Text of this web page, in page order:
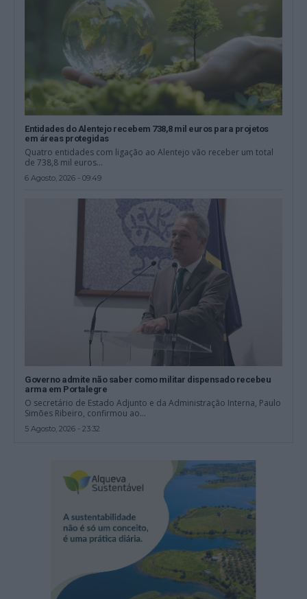
Entidades do Alentejo recebem 738,8 mil euros para projetos
em áreas protegidas
Quatro entidades com ligação ao Alentejo vão receber um total
de 738,8 mil euros...
6 Agosto, 2026 - 09:49
Governo admite não saber como militar dispensado recebeu
arma em Portalegre
O secretário de Estado Adjunto e da Administração Interna, Paulo
Simões Ribeiro, confirmou ao...
5 Agosto, 2026 - 23:32